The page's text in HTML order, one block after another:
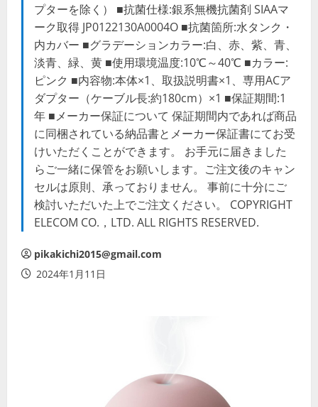
プターを除く） ■抗菌仕様:銀系無機抗菌剤 SIAAマ
ーク取得 JP0122130A0004O ■抗菌箇所:水タンク・
内カバー ■グラデーションカラー:白、赤、紫、青、
淡青、緑、黄 ■使用環境温度:10℃～40℃ ■カラー:
ピンク ■内容物:本体×1、取扱説明書×1、専用ACア
ダプター（ケーブル長:約180cm）×1 ■保証期間:1
年 ■メーカー保証について 保証期間内であれば商品
に同梱されている納品書とメーカー保証書にてお受
けいただくことができます。 お手元に届きました
らご一緒に保管をお願いします。ご注文後のキャン
セルは原則、承っておりません。 事前に十分にご
検討いただいた上でご注文ください。 COPYRIGHT
ELECOM CO.，LTD. ALL RIGHTS RESERVED.
pikakichi2015@gmail.com
2024年1月11日